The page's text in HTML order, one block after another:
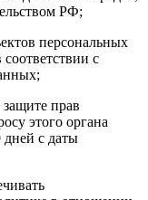
РФ;
персональных
с
прав
этого органа
с даты